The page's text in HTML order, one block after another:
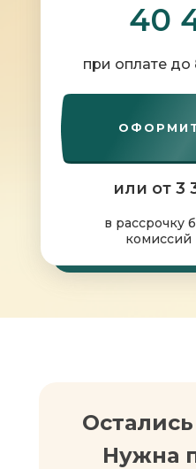
40
или от 3
при оплате до
в рассрочку
комиссий
Нужна